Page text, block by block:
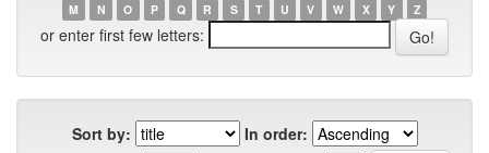
M
N O P Q R S T U V W X Y Z
or enter first few letters:
Sort by:
In order: